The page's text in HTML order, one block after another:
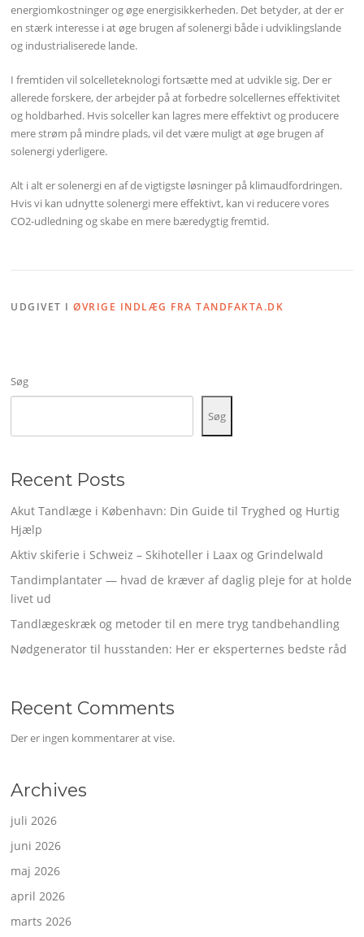
energiomkostninger og øge energisikkerheden. Det betyder, at der er
en stærk interesse i at øge brugen af solenergi både i udviklingslande
og industrialiserede lande.
I fremtiden vil solcelleteknologi fortsætte med at udvikle sig. Der er
allerede forskere, der arbejder på at forbedre solcellernes effektivitet
og holdbarhed. Hvis solceller kan lagres mere effektivt og producere
mere strøm på mindre plads, vil det være muligt at øge brugen af
solenergi yderligere.
Alt i alt er solenergi en af de vigtigste løsninger på klimaudfordringen.
Hvis vi kan udnytte solenergi mere effektivt, kan vi reducere vores
CO2-udledning og skabe en mere bæredygtig fremtid.
UDGIVET IØVRIGE INDLÆG FRA TANDFAKTA.DK
Søg
Søg
Recent Posts
Akut Tandlæge i København: Din Guide til Tryghed og Hurtig
Hjælp
Aktiv skiferie i Schweiz – Skihoteller i Laax og Grindelwald
Tandimplantater — hvad de kræver af daglig pleje for at holde
livet ud
Tandlægeskræk og metoder til en mere tryg tandbehandling
Nødgenerator til husstanden: Her er eksperternes bedste råd
Recent Comments
Der er ingen kommentarer at vise.
Archives
juli 2026
juni 2026
maj 2026
april 2026
marts 2026